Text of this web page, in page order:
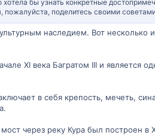
бы узнать конкретные
пожалуйста, поделитесь своими
наследием. Вот
XI века Багратом III и является
в себя крепость, мечеть,
через реку Кура был построен